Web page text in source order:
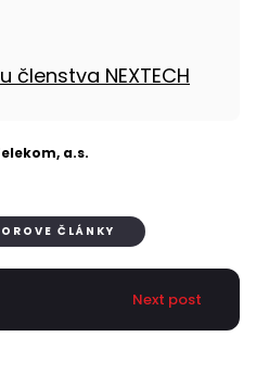
NEXTECH
a.s.
ČLÁNKY
Next post